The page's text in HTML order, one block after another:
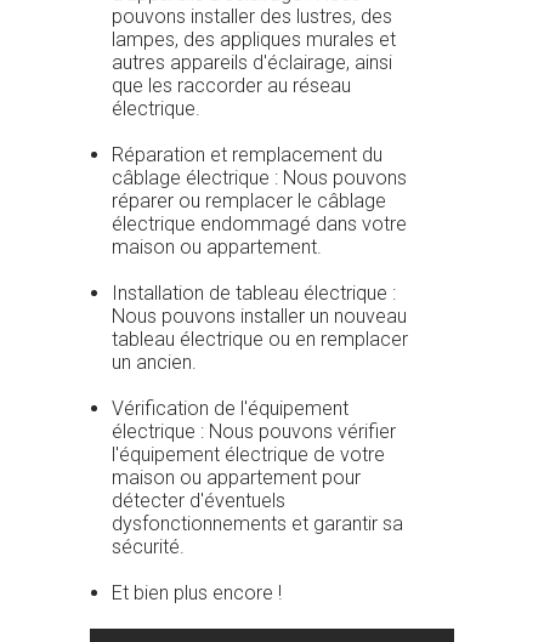
pouvons installer des lustres, des
lampes, des appliques murales et
autres appareils d'éclairage, ainsi
que les raccorder au réseau
électrique.
Réparation et remplacement du
câblage électrique : Nous pouvons
réparer ou remplacer le câblage
électrique endommagé dans votre
maison ou appartement.
Installation de tableau électrique :
Nous pouvons installer un nouveau
tableau électrique ou en remplacer
un ancien.
Vérification de l'équipement
électrique : Nous pouvons vérifier
l'équipement électrique de votre
maison ou appartement pour
détecter d'éventuels
dysfonctionnements et garantir sa
sécurité.
Et bien plus encore !